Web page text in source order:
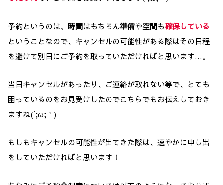
予約というのは、 時間はもちろん準備や空間も確保している
ということなので、キャンセルの可能性がある際はその日程
を避けて別日にご予約を取っていただければと思います…。
当日キャンセルがあったり、ご連絡が取れない等で、とても
困っているのをお見受けしたのでこちらでもお伝えしておき
ますね(´;ω;｀)
もしもキャンセルの可能性が出てきた際は、速やかに申し出
をしていただければと思います！